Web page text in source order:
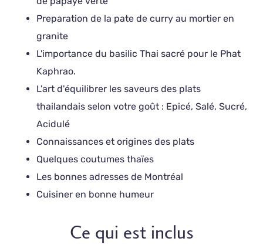
Preparation de la pate de curry au mortier en
granite
L'importance du basilic Thai sacré pour le Phat
Kaphrao.
L'art d'équilibrer les saveurs des plats
thailandais selon votre goût : Epicé, Salé, Sucré,
Acidulé
Connaissances et origines des plats
Quelques coutumes thaïes
Les bonnes adresses de Montréal
Cuisiner en bonne humeur
Ce qui est inclus